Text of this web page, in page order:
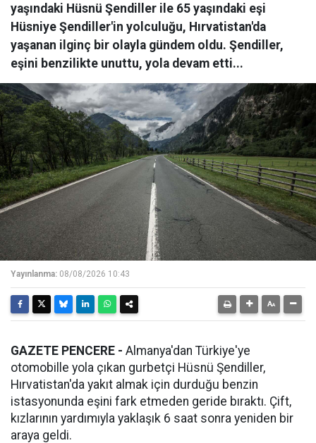
yaşındaki Hüsnü Şendiller ile 65 yaşındaki eşi
Hüsniye Şendiller'in yolculuğu, Hırvatistan'da
yaşanan ilginç bir olayla gündem oldu. Şendiller,
eşini benzilikte unuttu, yola devam etti...
Yayınlanma: 08/08/2026 10:43
GAZETE PENCERE - Almanya'dan Türkiye'ye
otomobille yola çıkan gurbetçi Hüsnü Şendiller,
Hırvatistan'da yakıt almak için durduğu benzin
istasyonunda eşini fark etmeden geride bıraktı. Çift,
kızlarının yardımıyla yaklaşık 6 saat sonra yeniden bir
araya geldi.